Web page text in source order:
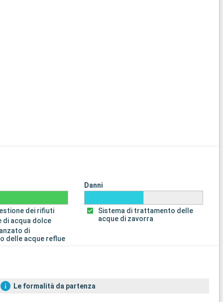
dei rifiuti
di acqua dolce
di
delle acque reflue
Danni
Sistema di trattamento delle
acque di zavorra
Le formalità da partenza